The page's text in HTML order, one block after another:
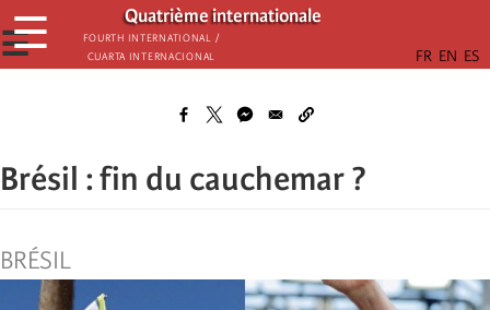
Παράκαμψη
προς
το
Quatrième internationale
Fourth International /
Cuarta Internacional
☰
☰
Brésil : fin du cauchemar ?
BRÉSIL